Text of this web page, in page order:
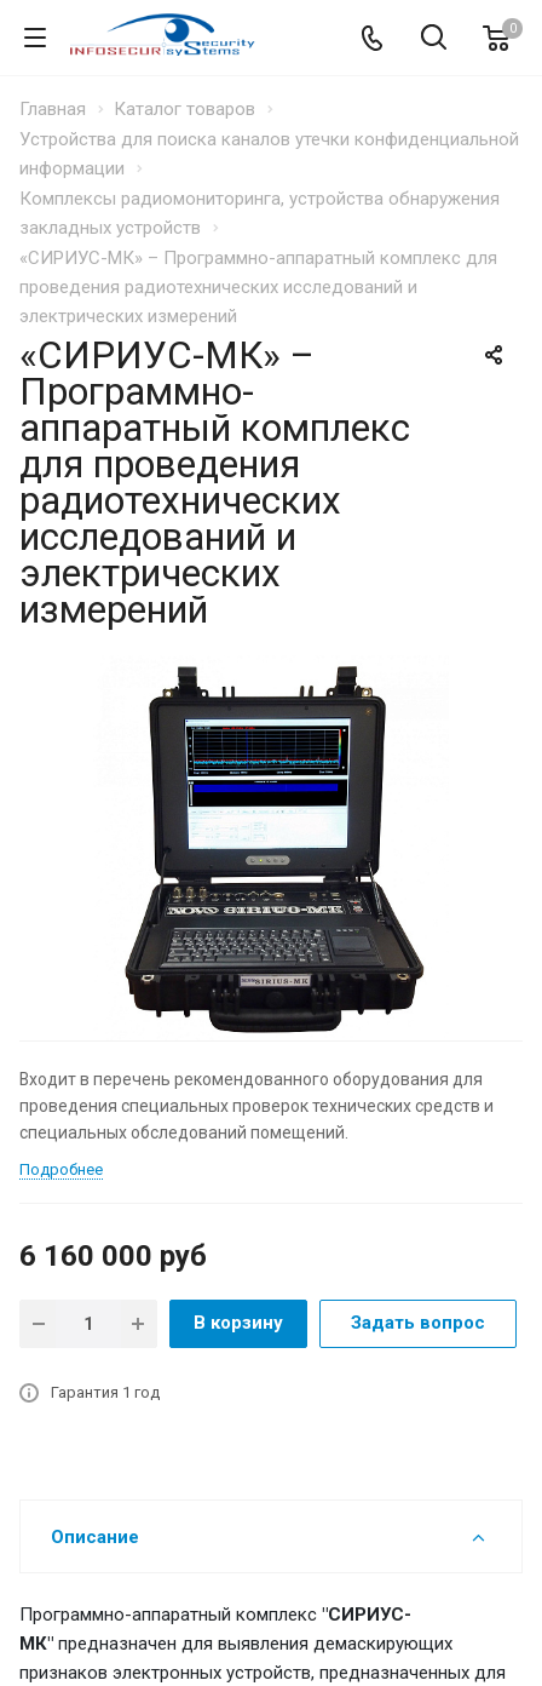
0
Главная
Каталог товаров
Устройства для поиска каналов утечки конфиденциальной
информации
Комплексы радиомониторинга, устройства обнаружения
закладных устройств
«СИРИУС-МК» – Программно-аппаратный комплекс для
проведения радиотехнических исследований и
электрических измерений
«СИРИУС-МК» –
Программно-
аппаратный комплекс
для проведения
радиотехнических
исследований и
электрических
измерений
Входит в перечень рекомендованного оборудования для
проведения специальных проверок технических средств и
специальных обследований помещений.
Подробнее
6 160 000 руб
В корзину Задать вопрос
Гарантия 1 год
Описание
Программно-аппаратный комплекс "СИРИУС-
МК" предназначен для выявления демаскирующих
признаков электронных устройств, предназначенных для